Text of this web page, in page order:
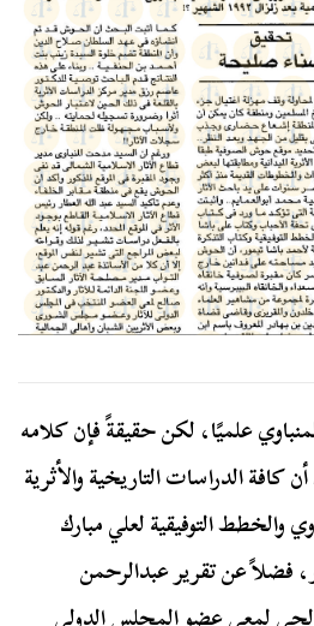
علميًا، لكن حقيقةً فإن كلامه
كافة الدراسات التاريخية والأثرية
التوفيقية لعلي مبارك
فضلاً عن تقرير عبدالرحمن